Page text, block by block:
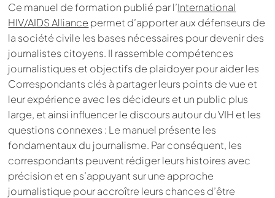
Ce manuel de formation publié par l’International
HIV/AIDS Alliance permet d’apporter aux défenseurs de
la société civile les bases nécessaires pour devenir des
journalistes citoyens. Il rassemble compétences
journalistiques et objectifs de plaidoyer pour aider les
Correspondants clés à partager leurs points de vue et
leur expérience avec les décideurs et un public plus
large, et ainsi influencer le discours autour du VIH et les
questions connexes : Le manuel présente les
fondamentaux du journalisme. Par conséquent, les
correspondants peuvent rédiger leurs histoires avec
précision et en s’appuyant sur une approche
journalistique pour accroître leurs chances d’être